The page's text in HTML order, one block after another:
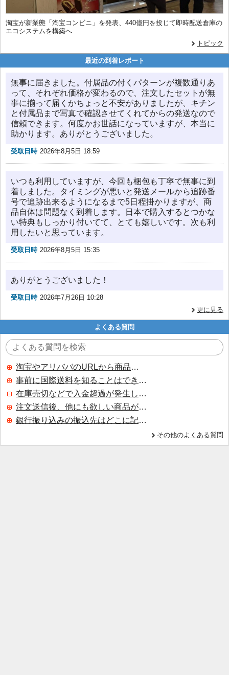
淘宝が新業態「淘宝コンビニ」を発表、440億円を投じて即時配送倉庫の
エコシステムを構築へ
トピック
最近の到着レポート
無事に届きました。付属品の付くパターンが複数通りあ
って、それぞれ価格が変わるので、注文したセットが無
事に揃って届くかちょっと不安がありましたが、キチン
と付属品まで写真で確認させてくれてからの発送なので
信頼できます。何度かお世話になっていますが、本当に
助かります。ありがとうございました。
受取日時 2026年8月5日 18:59
いつも利用していますが、今回も梱包も丁寧で無事に到
着しました。タイミングが悪いと発送メールから追跡番
号で追跡出来るようになるまで5日程掛かりますが、商
品自体は問題なく到着します。日本で購入するとつかな
い特典もしっかり付いてて、とても嬉しいです。次も利
用したいと思っています。
受取日時 2026年8月5日 15:35
ありがとうございました！
受取日時 2026年7月26日 10:28
更に見る
よくある質問
淘宝やアリババのURLから商品を探すことはできますか？
事前に国際送料を知ることはできますか？
在庫売切などで入金超過が発生した場合はいつ返金されますか？
注文送信後、他にも欲しい商品が見つかった場合、追加注文できますか？
銀行振り込みの振込先はどこに記載されていますか？
その他のよくある質問